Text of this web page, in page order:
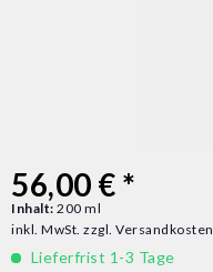
56,00 € *
Inhalt: 200 ml
inkl. MwSt. zzgl. Versandkosten
Lieferfrist 1-3 Tage